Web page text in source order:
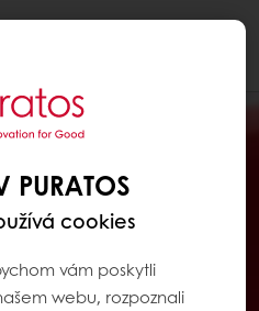
PURATOS
cookies
vám poskytli
webu, rozpoznali